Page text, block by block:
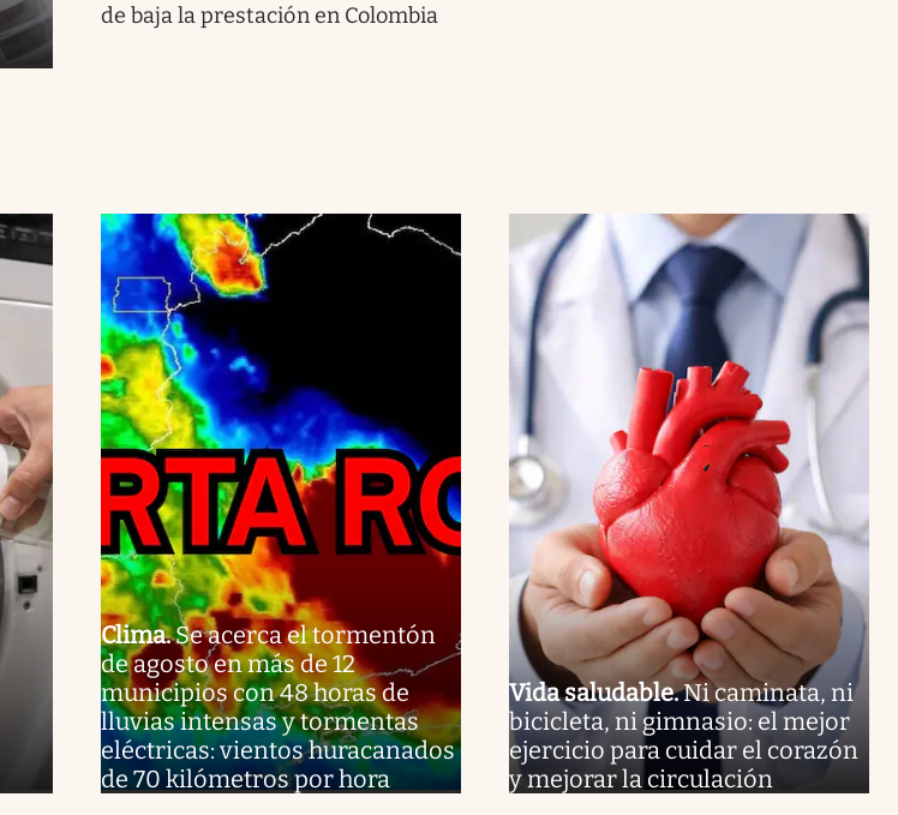
de baja la prestación en Colombia
Clima.Se acerca el tormentón
de agosto en más de 12
municipios con 48 horas de
lluvias intensas y tormentas
eléctricas: vientos huracanados
de 70 kilómetros por hora
Vida saludable.Ni caminata, ni
bicicleta, ni gimnasio: el mejor
ejercicio para cuidar el corazón
y mejorar la circulación